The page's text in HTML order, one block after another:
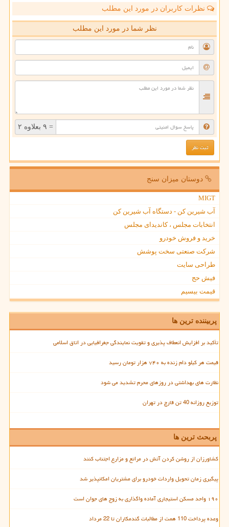
نظرات کاربران در مورد این مطلب
نظر شما در مورد این مطلب
= ۹ بعلاوه ۲
دوستان میزان سنج
MIGT
آب شیرین کن - دستگاه آب شیرین کن
انتخابات مجلس ، کاندیدای مجلس
خرید و فروش خودرو
شرکت صنعتی سخت پوشش
طراحی سایت
فیش حج
قیمت بیسیم
پربیننده ترین ها
تأکید بر افزایش انعطاف پذیری و تقویت نمایندگی جغرافیایی در اتاق اسلامی
قیمت هر کیلو دام زنده به ۷۴۰ هزار تومان رسید
نظارت های بهداشتی در روزهای محرم تشدید می شود
توزیع روزانه 40 تن قارچ در تهران
پربحث ترین ها
کشاورزان از روشن کردن آتش در مراتع و مزارع اجتناب کنند
پیگیری زمان تحویل واردات خودرو برای مشتریان امکانپذیر شد
۱۹۰ واحد مسکن استیجاری آماده واگذاری به زوج های جوان است
وعده پرداخت 110 همت از مطالبات گندمکاران تا 22 مرداد